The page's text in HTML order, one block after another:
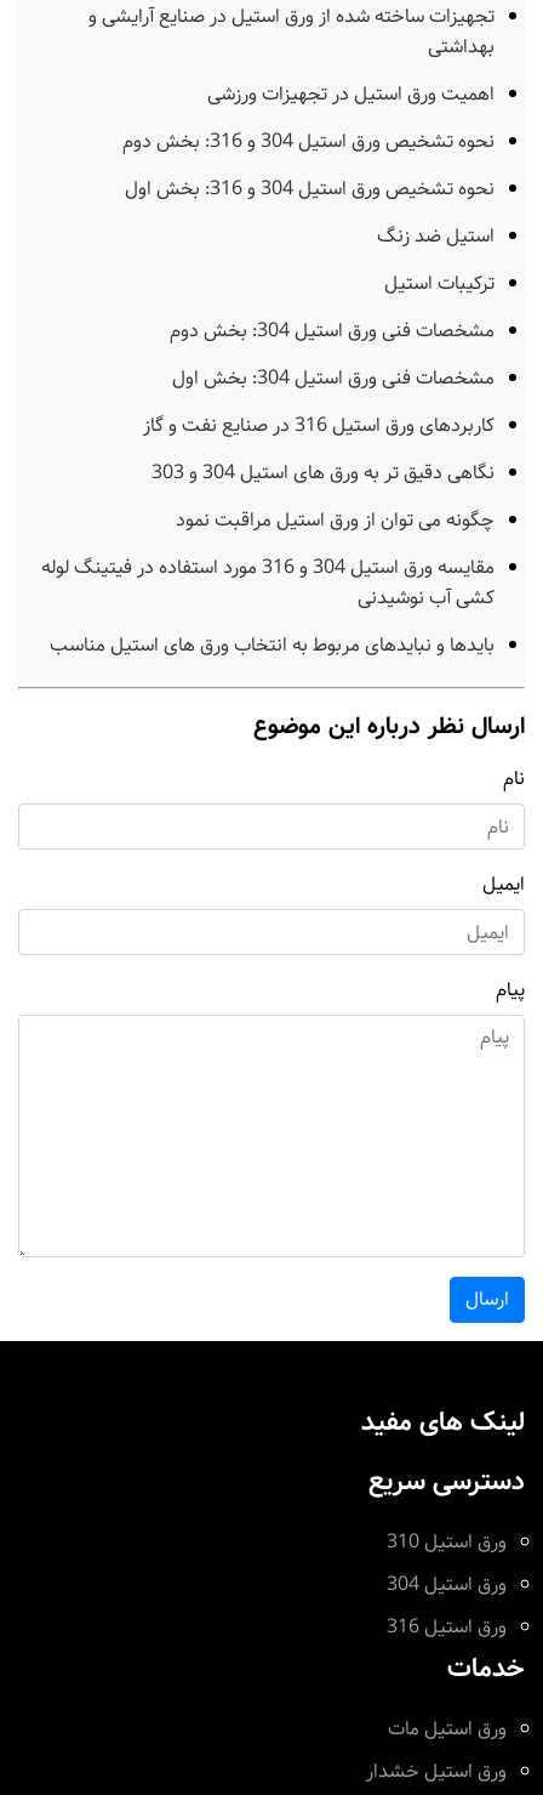
تجهیزات ساخته شده از ورق استیل در صنایع آرایشی و
بهداشتی
اهمیت ورق استیل در تجهیزات ورزشی
نحوه تشخیص ورق استیل 304 و 316: بخش دوم
نحوه تشخیص ورق استیل 304 و 316: بخش اول
استیل ضد زنگ
ترکیبات استیل
مشخصات فنی ورق استیل 304: بخش دوم
مشخصات فنی ورق استیل 304: بخش اول
کاربردهای ورق استیل 316 در صنایع نفت و گاز
نگاهی دقیق تر به ورق های استیل 304 و 303
چگونه می توان از ورق استیل مراقبت نمود
مقایسه ورق استیل 304 و 316 مورد استفاده در فیتینگ لوله
کشی آب نوشیدنی
بایدها و نبایدهای مربوط به انتخاب ورق های استیل مناسب
ارسال نظر درباره این موضوع
نام
ایمیل
پیام
ارسال
لینک های مفید
دسترسی سریع
ورق استیل 310
ورق استیل 304
ورق استیل 316
خدمات
ورق استیل مات
ورق استیل خشدار